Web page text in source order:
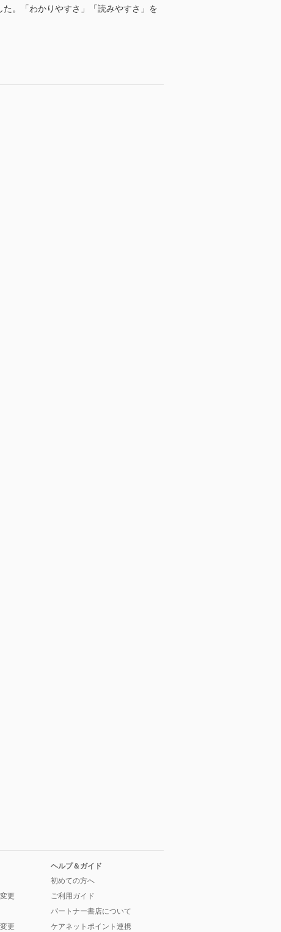
。「わかりやすさ」「読みやすさ」を
更
更
ヘルプ＆ガイド
初めての方へ
ご利用ガイド
パートナー書店について
ケアネットポイント連携